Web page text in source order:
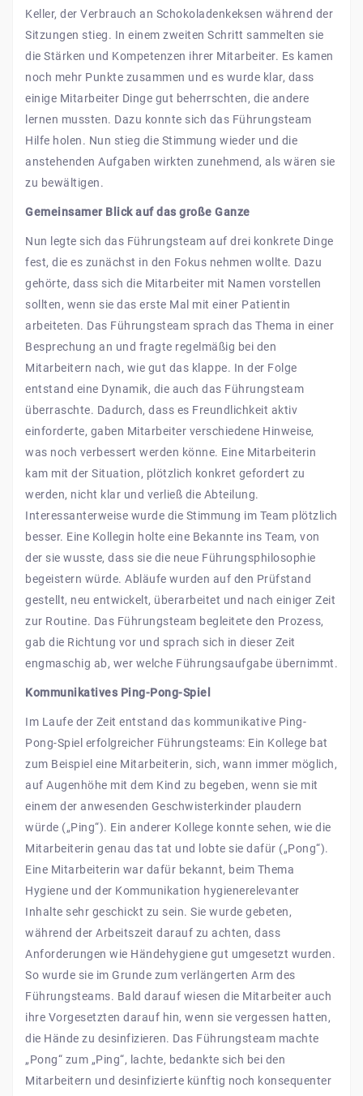
Keller, der Verbrauch an Schokoladenkeksen während der
Sitzungen stieg. In einem zweiten Schritt sammelten sie
die Stärken und Kompetenzen ihrer Mitarbeiter. Es kamen
noch mehr Punkte zusammen und es wurde klar, dass
einige Mitarbeiter Dinge gut beherrschten, die andere
lernen mussten. Dazu konnte sich das Führungsteam
Hilfe holen. Nun stieg die Stimmung wieder und die
anstehenden Aufgaben wirkten zunehmend, als wären sie
zu bewältigen.
Gemeinsamer Blick auf das große Ganze
Nun legte sich das Führungsteam auf drei konkrete Dinge
fest, die es zunächst in den Fokus nehmen wollte. Dazu
gehörte, dass sich die Mitarbeiter mit Namen vorstellen
sollten, wenn sie das erste Mal mit einer Patientin
arbeiteten. Das Führungsteam sprach das Thema in einer
Besprechung an und fragte regelmäßig bei den
Mitarbeitern nach, wie gut das klappe. In der Folge
entstand eine Dynamik, die auch das Führungsteam
überraschte. Dadurch, dass es Freundlichkeit aktiv
einforderte, gaben Mitarbeiter verschiedene Hinweise,
was noch verbessert werden könne. Eine Mitarbeiterin
kam mit der Situation, plötzlich konkret gefordert zu
werden, nicht klar und verließ die Abteilung.
Interessanterweise wurde die Stimmung im Team plötzlich
besser. Eine Kollegin holte eine Bekannte ins Team, von
der sie wusste, dass sie die neue Führungsphilosophie
begeistern würde. Abläufe wurden auf den Prüfstand
gestellt, neu entwickelt, überarbeitet und nach einiger Zeit
zur Routine. Das Führungsteam begleitete den Prozess,
gab die Richtung vor und sprach sich in dieser Zeit
engmaschig ab, wer welche Führungsaufgabe übernimmt.
Kommunikatives Ping-Pong-Spiel
Im Laufe der Zeit entstand das kommunikative Ping-
Pong-Spiel erfolgreicher Führungsteams: Ein Kollege bat
zum Beispiel eine Mitarbeiterin, sich, wann immer möglich,
auf Augenhöhe mit dem Kind zu begeben, wenn sie mit
einem der anwesenden Geschwisterkinder plaudern
würde („Ping“). Ein anderer Kollege konnte sehen, wie die
Mitarbeiterin genau das tat und lobte sie dafür („Pong“).
Eine Mitarbeiterin war dafür bekannt, beim Thema
Hygiene und der Kommunikation hygienerelevanter
Inhalte sehr geschickt zu sein. Sie wurde gebeten,
während der Arbeitszeit darauf zu achten, dass
Anforderungen wie Händehygiene gut umgesetzt wurden.
So wurde sie im Grunde zum verlängerten Arm des
Führungsteams. Bald darauf wiesen die Mitarbeiter auch
ihre Vorgesetzten darauf hin, wenn sie vergessen hatten,
die Hände zu desinfizieren. Das Führungsteam machte
„Pong“ zum „Ping“, lachte, bedankte sich bei den
Mitarbeitern und desinfizierte künftig noch konsequenter